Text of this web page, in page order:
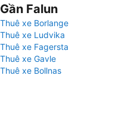
Gần Falun
Thuê xe Borlange
Thuê xe Ludvika
Thuê xe Fagersta
Thuê xe Gavle
Thuê xe Bollnas